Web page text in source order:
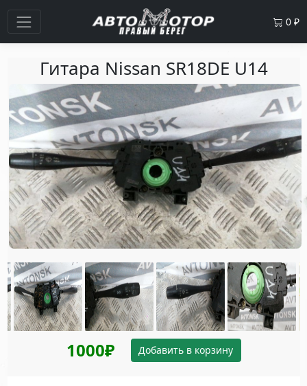
0 ₽
Гитара Nissan SR18DE U14
1000₽ Добавить в корзину